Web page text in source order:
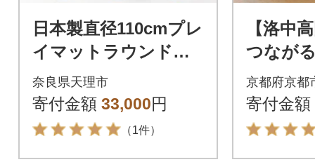
日本製直径110cmプレ
イマットラウンドマ
ット花キルトダブル
ガーゼ生成り
奈良県天理市
寄付金額 33,000円
（1件）
【洛中
つなが
ん『お
学(がく)
ふゆ&藍
京都府京都
寄付金額